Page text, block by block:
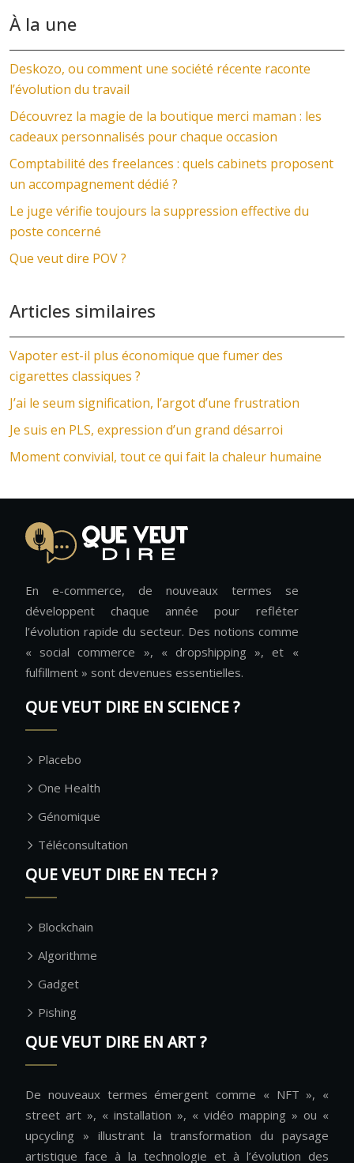
À la une
Deskozo, ou comment une société récente raconte
l’évolution du travail
Découvrez la magie de la boutique merci maman : les
cadeaux personnalisés pour chaque occasion
Comptabilité des freelances : quels cabinets proposent
un accompagnement dédié ?
Le juge vérifie toujours la suppression effective du
poste concerné
Que veut dire POV ?
Articles similaires
Vapoter est-il plus économique que fumer des
cigarettes classiques ?
J’ai le seum signification, l’argot d’une frustration
Je suis en PLS, expression d’un grand désarroi
Moment convivial, tout ce qui fait la chaleur humaine
En e-commerce, de nouveaux termes se
développent chaque année pour refléter
l’évolution rapide du secteur. Des notions comme
« social commerce », « dropshipping », et «
fulfillment » sont devenues essentielles.
QUE VEUT DIRE EN SCIENCE ?
Placebo
One Health
Génomique
Téléconsultation
QUE VEUT DIRE EN TECH ?
Blockchain
Algorithme
Gadget
Pishing
QUE VEUT DIRE EN ART ?
De nouveaux termes émergent comme « NFT », «
street art », « installation », « vidéo mapping » ou «
upcycling » illustrant la transformation du paysage
artistique face à la technologie et à l’évolution des